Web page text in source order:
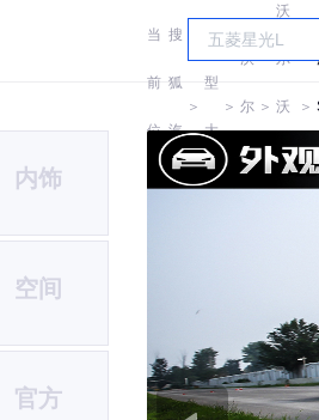
当
前
位
置:
搜
狐
汽
车
＞
车
型
大
全
＞
沃
尔
沃
＞
沃
尔
沃
(进
＞
内饰
空间
官方